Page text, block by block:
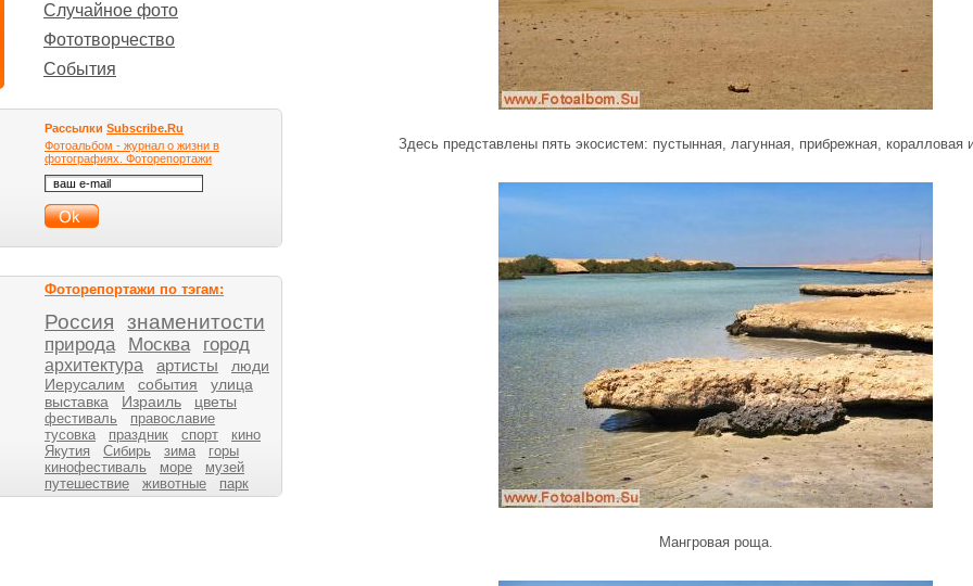
Случайное фото
Фототворчество
События
Рассылки Subscribe.Ru
Фотоальбом - журнал о жизни в
фотографиях. Фоторепортажи
Фоторепортажи по тэгам:
Россия знаменитости
природа Москва город
архитектура артисты
люди
Иерусалим
события
улица
выставка
Израиль цветы
фестиваль
православие
тусовка
праздник спорт
кино
Якутия
Сибирь зима
горы
кинофестиваль
море
музей
путешествие
животные парк
Здесь представлены пять экосистем: пустынная, лагунная, прибрежная, коралловая
Мангровая роща.